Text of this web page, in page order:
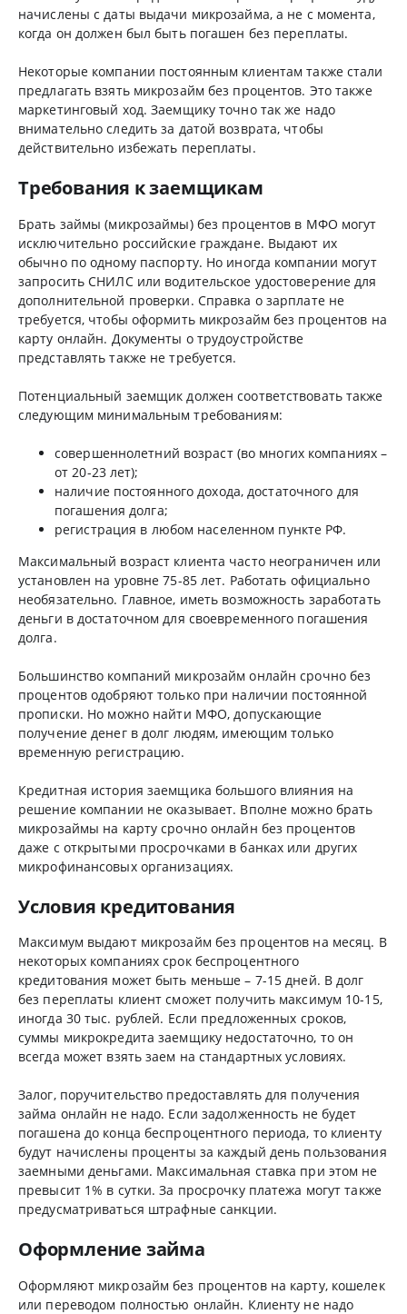
начислены с даты выдачи микрозайма, а не с момента,
когда он должен был быть погашен без переплаты.
Некоторые компании постоянным клиентам также стали
предлагать взять микрозайм без процентов. Это также
маркетинговый ход. Заемщику точно так же надо
внимательно следить за датой возврата, чтобы
действительно избежать переплаты.
Требования к заемщикам
Брать займы (микрозаймы) без процентов в МФО могут
исключительно российские граждане. Выдают их
обычно по одному паспорту. Но иногда компании могут
запросить СНИЛС или водительское удостоверение для
дополнительной проверки. Справка о зарплате не
требуется, чтобы оформить микрозайм без процентов на
карту онлайн. Документы о трудоустройстве
представлять также не требуется.
Потенциальный заемщик должен соответствовать также
следующим минимальным требованиям:
совершеннолетний возраст (во многих компаниях –
от 20-23 лет);
наличие постоянного дохода, достаточного для
погашения долга;
регистрация в любом населенном пункте РФ.
Максимальный возраст клиента часто неограничен или
установлен на уровне 75-85 лет. Работать официально
необязательно. Главное, иметь возможность заработать
деньги в достаточном для своевременного погашения
долга.
Большинство компаний микрозайм онлайн срочно без
процентов одобряют только при наличии постоянной
прописки. Но можно найти МФО, допускающие
получение денег в долг людям, имеющим только
временную регистрацию.
Кредитная история заемщика большого влияния на
решение компании не оказывает. Вполне можно брать
микрозаймы на карту срочно онлайн без процентов
даже с открытыми просрочками в банках или других
микрофинансовых организациях.
Условия кредитования
Максимум выдают микрозайм без процентов на месяц. В
некоторых компаниях срок беспроцентного
кредитования может быть меньше – 7-15 дней. В долг
без переплаты клиент сможет получить максимум 10-15,
иногда 30 тыс. рублей. Если предложенных сроков,
суммы микрокредита заемщику недостаточно, то он
всегда может взять заем на стандартных условиях.
Залог, поручительство предоставлять для получения
займа онлайн не надо. Если задолженность не будет
погашена до конца беспроцентного периода, то клиенту
будут начислены проценты за каждый день пользования
заемными деньгами. Максимальная ставка при этом не
превысит 1% в сутки. За просрочку платежа могут также
предусматриваться штрафные санкции.
Оформление займа
Оформляют микрозайм без процентов на карту, кошелек
или переводом полностью онлайн. Клиенту не надо